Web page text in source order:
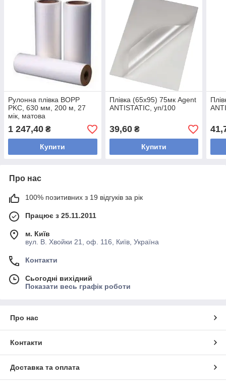
Рулонна плівка BOPP
PKC, 630 мм, 200 м, 27
мік, матова
1 247,40 ₴
Купити
Плівка (65х95) 75мк Agent
ANTISTATIC, уп/100
39,60₴
Купити
Про нас
100% позитивних з 19 відгуків за рік
Працює з 25.11.2011
м. Київ
вул. В. Хвойки 21, оф. 116, Київ, Україна
Контакти
Сьогодні вихідний
Показати весь графік роботи
Про нас
Контакти
Доставка та оплата